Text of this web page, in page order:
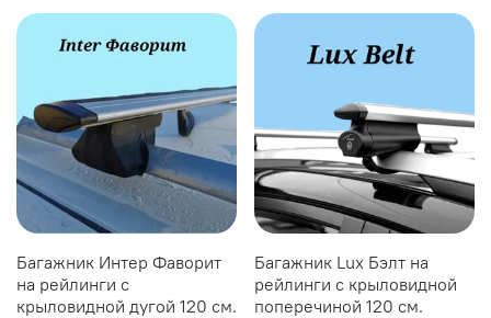
Багажник Интер Фаворит
на рейлинги с
крыловидной дугой 120 см.
Багажник Lux Бэлт на
рейлинги с крыловидной
поперечиной 120 см.